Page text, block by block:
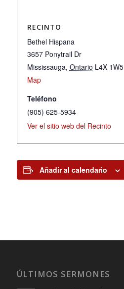
RECINTO
Bethel Hispana
3657 Ponytrail Dr
Mississauga, Ontario L4X 1W5
Map
Teléfono
(905) 625-5934
Ver el sitio web del Recinto
Añadir al calendario
ÚLTIMOS SERMONES